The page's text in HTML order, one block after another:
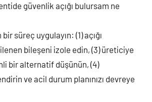
güvenlik açığı bulursam ne
süreç uygulayın: (1) açığı
bileşeni izole edin, (3) üreticiye
bir alternatif düşünün, (4)
ve acil durum planınızı devreye